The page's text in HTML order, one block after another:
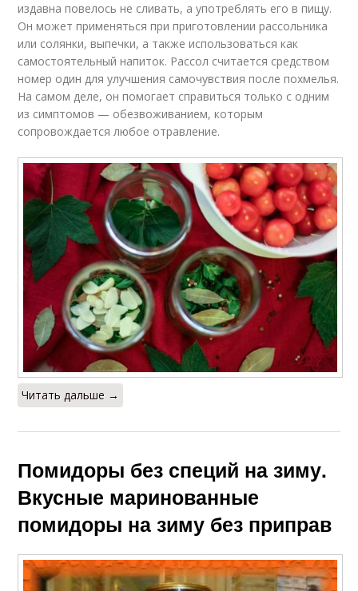
издавна повелось не сливать, а употреблять его в пищу.
Он может применяться при приготовлении рассольника
или солянки, выпечки, а также использоваться как
самостоятельный напиток. Рассол считается средством
номер один для улучшения самочувствия после похмелья.
На самом деле, он помогает справиться только с одним
из симптомов — обезвоживанием, которым
сопровождается любое отравление.
Читать дальше →
Помидоры без специй на зиму.
Вкусные маринованные
помидоры на зиму без приправ